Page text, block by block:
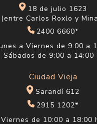
18 de julio 1623
(entre Carlos Roxlo y
2400 6660*
a Viernes de 9:00 a
Sábados de 9:00 a 14:00
Ciudad Vieja
Sarandí 612
2915 1202*
de 10:00 a 18:00